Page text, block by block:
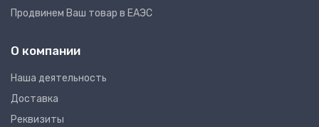
Продвинем Ваш товар в ЕАЭС
О компании
Наша деятельность
Доставка
Реквизиты